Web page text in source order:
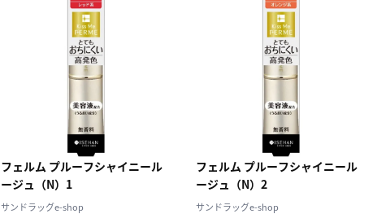
フェルム プルーフシャイニール
ージュ（N）1
サンドラッグe-shop
フェルム プルーフシャイニール
ージュ（N）2
サンドラッグe-shop